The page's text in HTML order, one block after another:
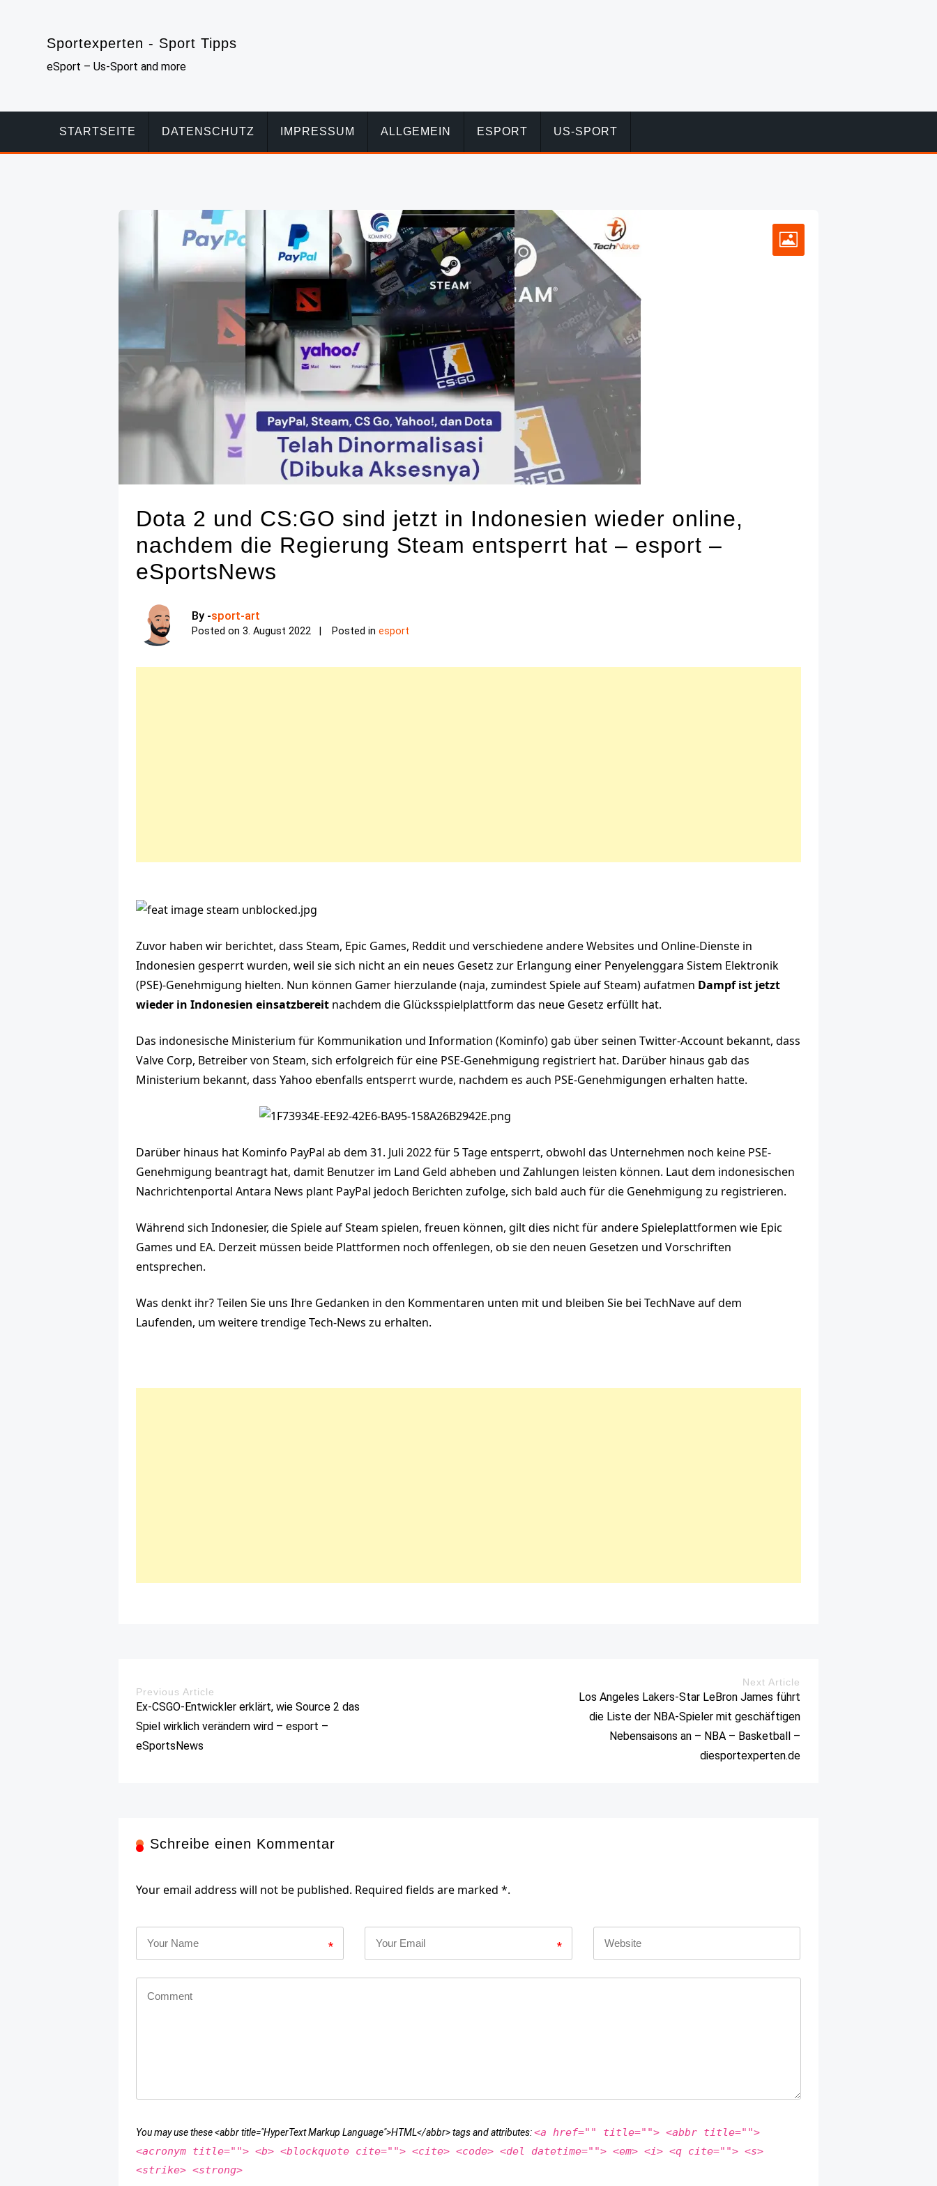
Sportexperten - Sport Tipps
eSport – Us-Sport and more
STARTSEITE DATENSCHUTZ IMPRESSUM ALLGEMEIN ESPORT US-SPORT
Dota 2 und CS:GO sind jetzt in Indonesien wieder online,
nachdem die Regierung Steam entsperrt hat – esport –
eSportsNews
By -sport-art
Posted on3. August 2022 Posted inesport
Zuvor haben wir berichtet, dass Steam, Epic Games, Reddit und verschiedene andere Websites und Online-Dienste in
Indonesien gesperrt wurden, weil sie sich nicht an ein neues Gesetz zur Erlangung einer Penyelenggara Sistem Elektronik
(PSE)-Genehmigung hielten. Nun können Gamer hierzulande (naja, zumindest Spiele auf Steam) aufatmen Dampf ist jetzt
wieder in Indonesien einsatzbereit nachdem die Glücksspielplattform das neue Gesetz erfüllt hat.
Das indonesische Ministerium für Kommunikation und Information (Kominfo) gab über seinen Twitter-Account bekannt, dass
Valve Corp, Betreiber von Steam, sich erfolgreich für eine PSE-Genehmigung registriert hat. Darüber hinaus gab das
Ministerium bekannt, dass Yahoo ebenfalls entsperrt wurde, nachdem es auch PSE-Genehmigungen erhalten hatte.
Darüber hinaus hat Kominfo PayPal ab dem 31. Juli 2022 für 5 Tage entsperrt, obwohl das Unternehmen noch keine PSE-
Genehmigung beantragt hat, damit Benutzer im Land Geld abheben und Zahlungen leisten können. Laut dem indonesischen
Nachrichtenportal Antara News plant PayPal jedoch Berichten zufolge, sich bald auch für die Genehmigung zu registrieren.
Während sich Indonesier, die Spiele auf Steam spielen, freuen können, gilt dies nicht für andere Spieleplattformen wie Epic
Games und EA. Derzeit müssen beide Plattformen noch offenlegen, ob sie den neuen Gesetzen und Vorschriften
entsprechen.
Was denkt ihr? Teilen Sie uns Ihre Gedanken in den Kommentaren unten mit und bleiben Sie bei TechNave auf dem
Laufenden, um weitere trendige Tech-News zu erhalten.
Previous Article
Ex-CSGO-Entwickler erklärt, wie Source 2 das
Spiel wirklich verändern wird – esport –
eSportsNews
Next Article
Los Angeles Lakers-Star LeBron James führt
die Liste der NBA-Spieler mit geschäftigen
Nebensaisons an – NBA – Basketball –
diesportexperten.de
Schreibe einen Kommentar
Your email address will not be published. Required fields are marked *.
* *
You may use these <abbr title="HyperText Markup Language">HTML</abbr> tags and attributes:<a href="" title=""> <abbr title="">
<acronym title=""> <b> <blockquote cite=""> <cite> <code> <del datetime=""> <em> <i> <q cite=""> <s>
<strike> <strong>